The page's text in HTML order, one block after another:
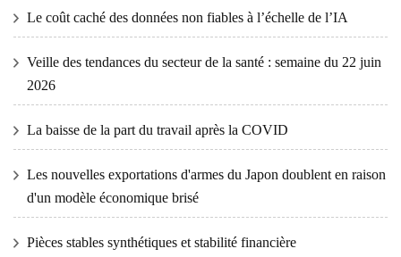
Le coût caché des données non fiables à l’échelle de l’IA
Veille des tendances du secteur de la santé : semaine du 22 juin
2026
La baisse de la part du travail après la COVID
Les nouvelles exportations d'armes du Japon doublent en raison
d'un modèle économique brisé
Pièces stables synthétiques et stabilité financière